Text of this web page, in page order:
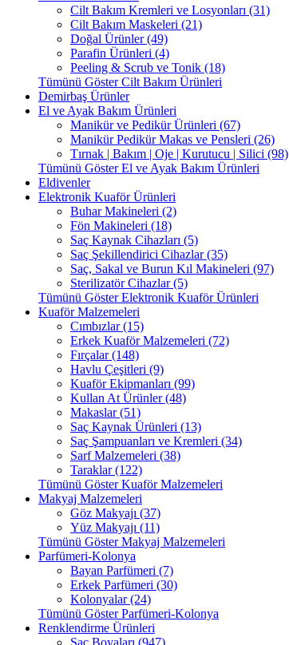
Cilt Bakım Kremleri ve Losyonları (31)
Cilt Bakım Maskeleri (21)
Doğal Ürünler (49)
Parafin Ürünleri (4)
Peeling & Scrub ve Tonik (18)
Tümünü Göster Cilt Bakım Ürünleri
Demirbaş Ürünler
El ve Ayak Bakım Ürünleri
Manikür ve Pedikür Ürünleri (67)
Manikür Pedikür Makas ve Pensleri (26)
Tırnak | Bakım | Oje | Kurutucu | Silici (98)
Tümünü Göster El ve Ayak Bakım Ürünleri
Eldivenler
Elektronik Kuaför Ürünleri
Buhar Makineleri (2)
Fön Makineleri (18)
Saç Kaynak Cihazları (5)
Saç Şekillendirici Cihazlar (35)
Saç, Sakal ve Burun Kıl Makineleri (97)
Sterilizatör Cihazlar (5)
Tümünü Göster Elektronik Kuaför Ürünleri
Kuaför Malzemeleri
Cımbızlar (15)
Erkek Kuaför Malzemeleri (72)
Fırçalar (148)
Havlu Çeşitleri (9)
Kuaför Ekipmanları (99)
Kullan At Ürünler (48)
Makaslar (51)
Saç Kaynak Ürünleri (13)
Saç Şampuanları ve Kremleri (34)
Sarf Malzemeleri (38)
Taraklar (122)
Tümünü Göster Kuaför Malzemeleri
Makyaj Malzemeleri
Göz Makyajı (37)
Yüz Makyajı (11)
Tümünü Göster Makyaj Malzemeleri
Parfümeri-Kolonya
Bayan Parfümeri (7)
Erkek Parfümeri (30)
Kolonyalar (24)
Tümünü Göster Parfümeri-Kolonya
Renklendirme Ürünleri
Saç Boyaları (947)